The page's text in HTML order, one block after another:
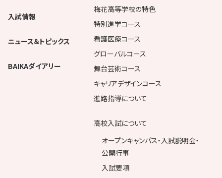
入試情報
ニュース＆トピックス
BAIKAダイアリー
梅花高等学校の特色
特別進学コース
看護医療コース
グローバルコース
舞台芸術コース
キャリアデザインコース
進路指導について
高校入試について
オープンキャンパス・入試説明会・
公開行事
入試要項